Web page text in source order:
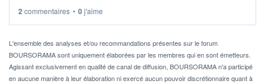
Idéalement, je voudrais qu'il soit éligible au PEA.
Pour l' ...
2 commentaires • 0j'aime
L'ensemble des analyses et/ou recommandations présentes sur le forum
BOURSORAMA sont uniquement élaborées par les membres qui en sont émetteurs.
Agissant exclusivement en qualité de canal de diffusion, BOURSORAMA n'a participé
en aucune manière à leur élaboration ni exercé aucun pouvoir discrétionnaire quant à